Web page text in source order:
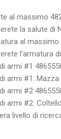
al massimo
la salute di
al massimo
l'armatura
armi #1
armi #1: Mazza
armi #2
armi #2:
livello di